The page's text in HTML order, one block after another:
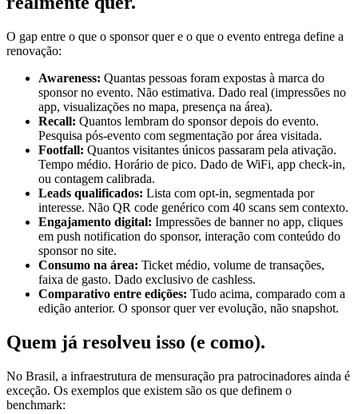
O gap entre o que o sponsor quer e o que o evento entrega define a
renovação:
Awareness: Quantas pessoas foram expostas à marca do
sponsor no evento. Não estimativa. Dado real (impressões no
app, visualizações no mapa, presença na área).
Recall: Quantos lembram do sponsor depois do evento.
Pesquisa pós-evento com segmentação por área visitada.
Footfall: Quantos visitantes únicos passaram pela ativação.
Tempo médio. Horário de pico. Dado de WiFi, app check-in,
ou contagem calibrada.
Leads qualificados: Lista com opt-in, segmentada por
interesse. Não QR code genérico com 40 scans sem contexto.
Engajamento digital: Impressões de banner no app, cliques
em push notification do sponsor, interação com conteúdo do
sponsor no site.
Consumo na área: Ticket médio, volume de transações,
faixa de gasto. Dado exclusivo de cashless.
Comparativo entre edições: Tudo acima, comparado com a
edição anterior. O sponsor quer ver evolução, não snapshot.
Quem já resolveu isso (e como).
No Brasil, a infraestrutura de mensuração pra patrocinadores ainda é
exceção. Os exemplos que existem são os que definem o
benchmark: